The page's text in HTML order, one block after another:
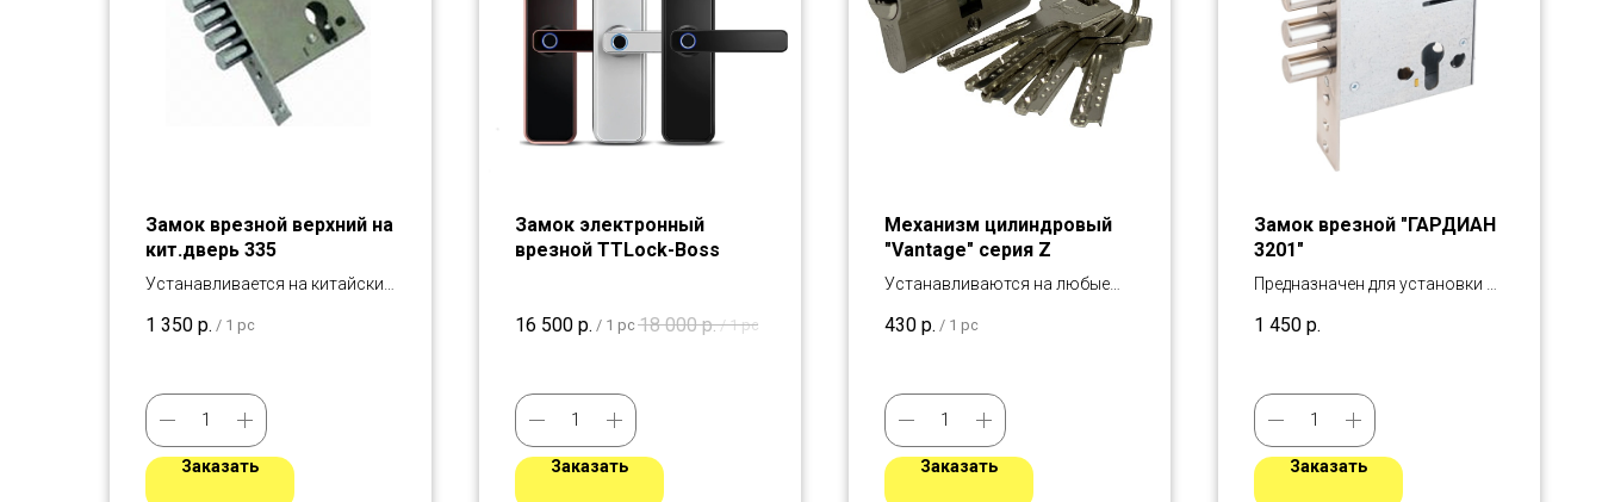
Замок врезной верхний на
кит.дверь 335
Устанавливается на китайские
1 350 р. / 1 pc
Заказать
Замок электронный
врезной TTLock-Boss
16 500 р. / 1 pc 18 000 р. / 1 pc
Заказать
Механизм цилиндровый
"Vantage" серия Z
Устанавливаются на любые
430 р. / 1 pc
Заказать
Замок врезной "ГАРДИАН
3201"
Предназначен для установки в
сейфы.
1 450 р.
Заказать